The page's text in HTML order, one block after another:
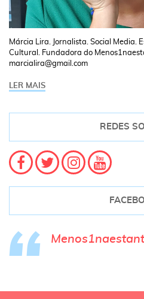
Márcia Lira. Jornalista. Social Media.
Cultural. Fundadora do
marcialira@gmail.com
LER MAIS
REDES